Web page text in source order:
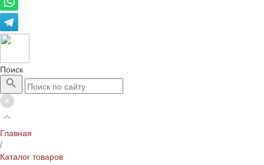
Поиск
Главная
/
Каталог товаров